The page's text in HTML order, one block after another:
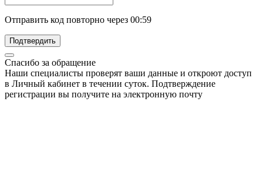
Отправить код повторно через 00:59
Подтвердить
Спасибо за обращение
Наши специалисты проверят ваши данные и откроют доступ
в Личный кабинет в течении суток. Подтверждение
регистрации вы получите на электронную почту